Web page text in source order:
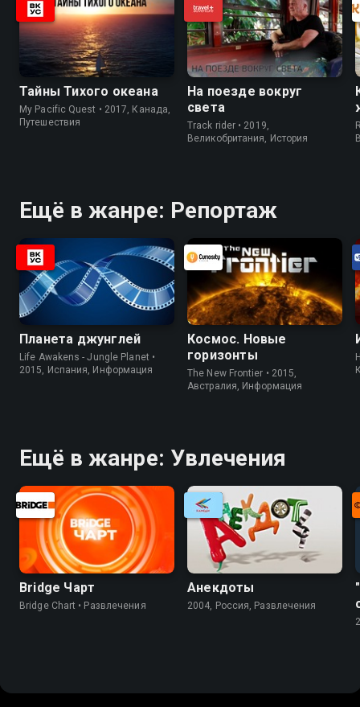
Тайны Тихого океана
My Pacific Quest • 2017, Канада,
Путешествия
На поезде вокруг
света
Track rider • 2019,
Великобритания, История
Ещё в жанре: Репортаж
Планета джунглей
Life Awakens - Jungle Planet •
2015, Испания, Информация
Космос. Новые
горизонты
The New Frontier • 2015,
Австралия, Информация
Ещё в жанре: Увлечения
Bridge Чарт
Bridge Chart • Развлечения
Анекдоты
2004, Россия, Развлечения